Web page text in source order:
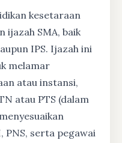
kesetaraan
ijazah SMA, baik
IPS. Ijazah ini
melamar
atau instansi,
atau PTS (dalam
PNS, serta pegawai